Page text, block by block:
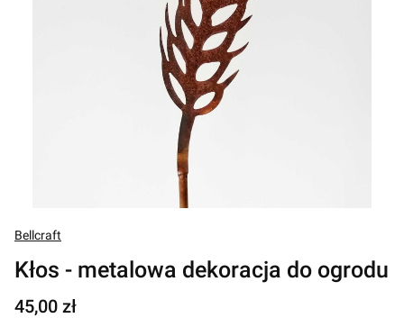
Bellcraft
Kłos - metalowa dekoracja do ogrodu
Cena
45,00 zł